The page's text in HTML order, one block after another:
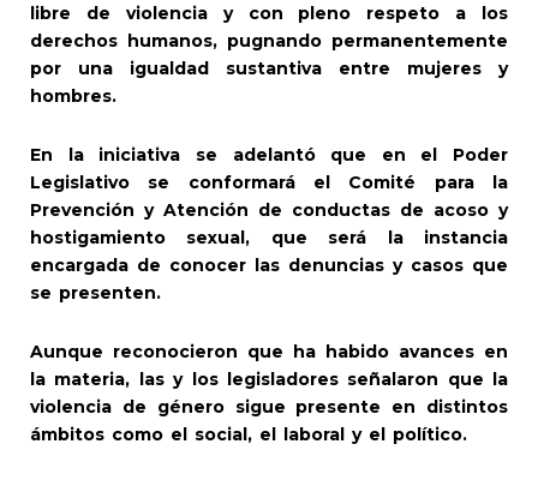
libre de violencia y con pleno respeto a los
derechos humanos, pugnando permanentemente
por una igualdad sustantiva entre mujeres y
hombres.
En la iniciativa se adelantó que en el Poder
Legislativo se conformará el Comité para la
Prevención y Atención de conductas de acoso y
hostigamiento sexual, que será la instancia
encargada de conocer las denuncias y casos que
se presenten.
Aunque reconocieron que ha habido avances en
la materia, las y los legisladores señalaron que la
violencia de género sigue presente en distintos
ámbitos como el social, el laboral y el político.